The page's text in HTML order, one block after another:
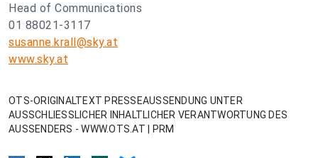
Head of Communications
01 88021-3117
susanne.krall@sky.at
www.sky.at
OTS-ORIGINALTEXT PRESSEAUSSENDUNG UNTER
AUSSCHLIESSLICHER INHALTLICHER VERANTWORTUNG DES
AUSSENDERS - WWW.OTS.AT | PRM